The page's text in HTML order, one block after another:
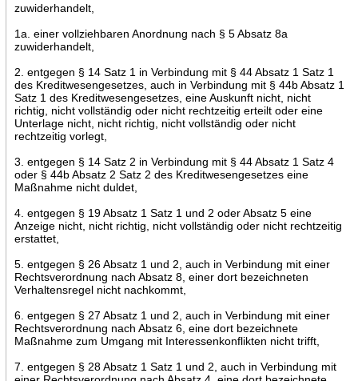
zuwiderhandelt,
1a. einer vollziehbaren Anordnung nach § 5 Absatz 8a
zuwiderhandelt,
2. entgegen § 14 Satz 1 in Verbindung mit § 44 Absatz 1 Satz 1
des Kreditwesengesetzes, auch in Verbindung mit § 44b Absatz 1
Satz 1 des Kreditwesengesetzes, eine Auskunft nicht, nicht
richtig, nicht vollständig oder nicht rechtzeitig erteilt oder eine
Unterlage nicht, nicht richtig, nicht vollständig oder nicht
rechtzeitig vorlegt,
3. entgegen § 14 Satz 2 in Verbindung mit § 44 Absatz 1 Satz 4
oder § 44b Absatz 2 Satz 2 des Kreditwesengesetzes eine
Maßnahme nicht duldet,
4. entgegen § 19 Absatz 1 Satz 1 und 2 oder Absatz 5 eine
Anzeige nicht, nicht richtig, nicht vollständig oder nicht rechtzeitig
erstattet,
5. entgegen § 26 Absatz 1 und 2, auch in Verbindung mit einer
Rechtsverordnung nach Absatz 8, einer dort bezeichneten
Verhaltensregel nicht nachkommt,
6. entgegen § 27 Absatz 1 und 2, auch in Verbindung mit einer
Rechtsverordnung nach Absatz 6, eine dort bezeichnete
Maßnahme zum Umgang mit Interessenkonflikten nicht trifft,
7. entgegen § 28 Absatz 1 Satz 1 und 2, auch in Verbindung mit